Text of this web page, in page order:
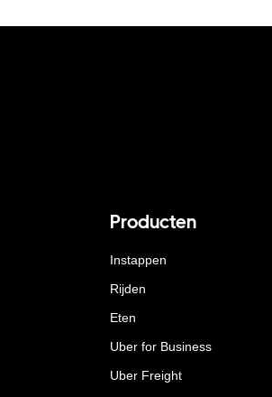
Producten
Instappen
Rijden
Eten
Uber for Business
Uber Freight